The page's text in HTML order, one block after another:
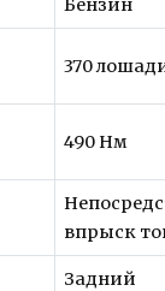
Бензин
370
490 Нм
впрыск
Задний